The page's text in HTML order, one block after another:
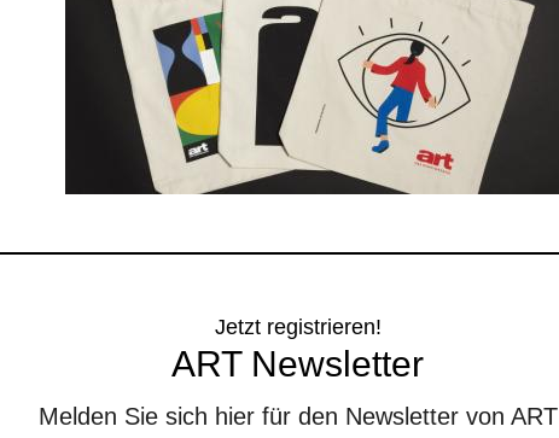
Jetzt registrieren!
ART Newsletter
Melden Sie sich hier für den Newsletter von ART